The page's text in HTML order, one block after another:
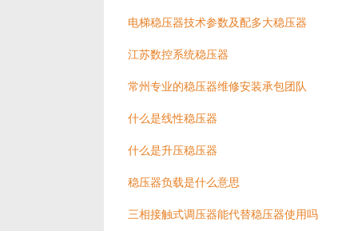
电梯稳压器技术参数及配多大稳压器
江苏数控系统稳压器
常州专业的稳压器维修安装承包团队
什么是线性稳压器
什么是升压稳压器
稳压器负载是什么意思
三相接触式调压器能代替稳压器使用吗